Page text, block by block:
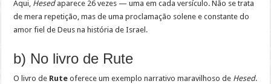
Aqui, Hesedaparece 26 vezes — uma em cada versículo. Não se trata
de mera repetição, mas de uma proclamação solene e constante do
amor fiel de Deus na história de Israel.
b) No livro de Rute
O livro de Rute oferece um exemplo narrativo maravilhoso de Hesed.